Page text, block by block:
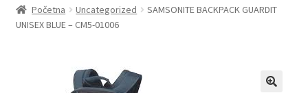
Cart
Početna Uncategorized
SAMSONITE BACKPACK GUARDIT
UNISEX BLUE – CM5-01006